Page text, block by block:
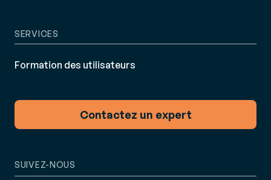
SERVICES
Formation des utilisateurs
Contactez un expert
SUIVEZ-NOUS